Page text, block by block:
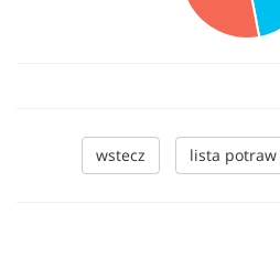
wstecz lista potraw